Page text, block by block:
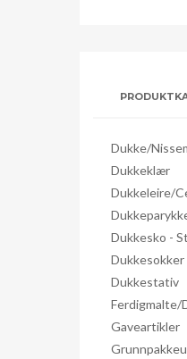
Dukke/
Dukkeklær
Dukkeleire/
Dukkesko -
Dukkestativ
Ferdigmalte/
Gaveartikler